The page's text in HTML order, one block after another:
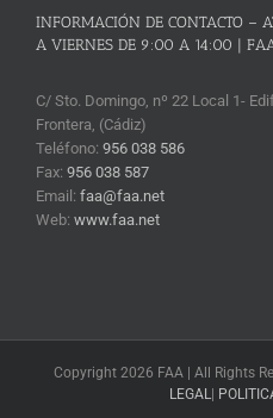
INFORMACIÓN DE CONTACTO –
A VIERNES DE 9:00 A 14:00 |
C/ Sto. Domingo, nº 22 Local 1-
Frontera, (Cádiz)
Teléfono: 956 038 586
Fax: 956 038 587
Email: faa@faa.net
Web: www.faa.net
Copyright 2026 FAA | All Rights
LEGAL |